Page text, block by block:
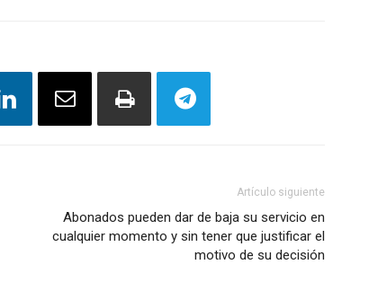
Artículo siguiente
Abonados pueden dar de baja su servicio en
cualquier momento y sin tener que justificar el
motivo de su decisión